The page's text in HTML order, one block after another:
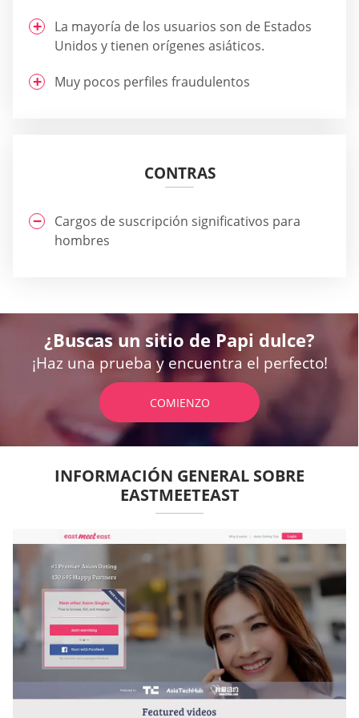
La mayoría de los usuarios son de Estados
Unidos y tienen orígenes asiáticos.
Muy pocos perfiles fraudulentos
CONTRAS
Cargos de suscripción significativos para
hombres
¿Buscas un sitio de Papi dulce?
¡Haz una prueba y encuentra el perfecto!
COMIENZO
INFORMACIÓN GENERAL SOBRE
EASTMEETEAST